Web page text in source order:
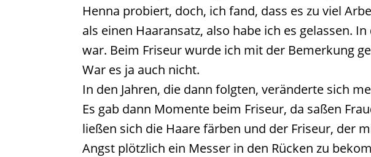
Henna probiert, doch, ich fand, dass es zu viel
als einen Haaransatz, also habe ich es gelassen.
war. Beim Friseur wurde ich mit der Bemerkung
War es ja auch nicht.
In den Jahren, die dann folgten, veränderte sich
Es gab dann Momente beim Friseur, da saßen
ließen sich die Haare färben und der Friseur, der
Angst plötzlich ein Messer in den Rücken zu